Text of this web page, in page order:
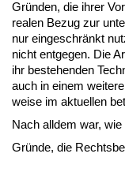
Gründen, die ih­rer
rea­len Be­zug zur
nur ein­ge­schränkt
nicht ent­ge­gen. Die
ihr be­ste­hen­den
auch in ei­nem
wei­se im ak­tu­el­len
Nach all­dem war,
Gründe, die